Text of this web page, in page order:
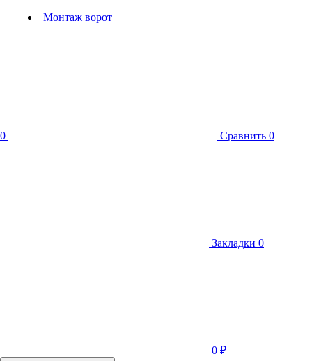
Монтаж ворот
0 Сравнить 0
Закладки 0
0 ₽